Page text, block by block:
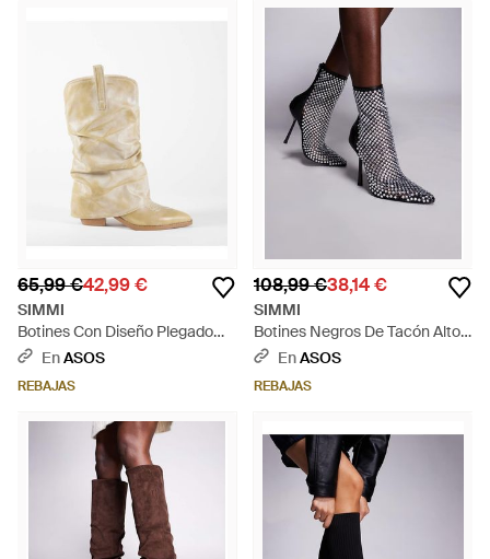
65,99 €42,99 €
SIMMI
Botines Con Diseño Plegado
Ituama De Simmi London Wide
EnASOS
REBAJAS
108,99 €38,14 €
SIMMI
Botines Negros De Tacón Alto
Con Strass Yaa De Simmi
EnASOS
REBAJAS